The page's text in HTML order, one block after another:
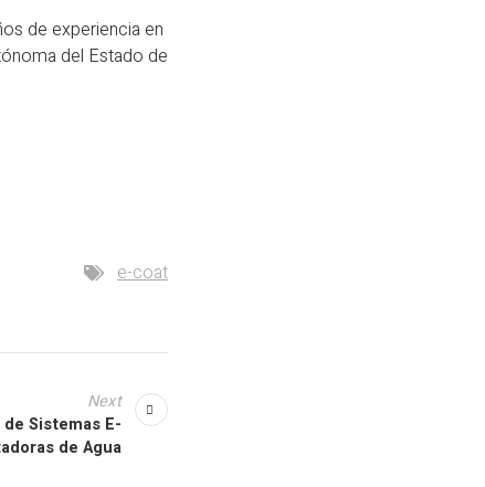
de experiencia en
del Estado de
e-coat
Next
Sistemas E-
de Agua